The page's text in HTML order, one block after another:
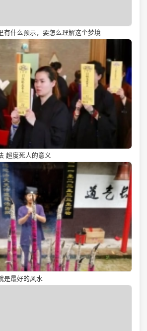
有什么预示，要怎么理解这个梦境
超度死人的意义
是最好的风水